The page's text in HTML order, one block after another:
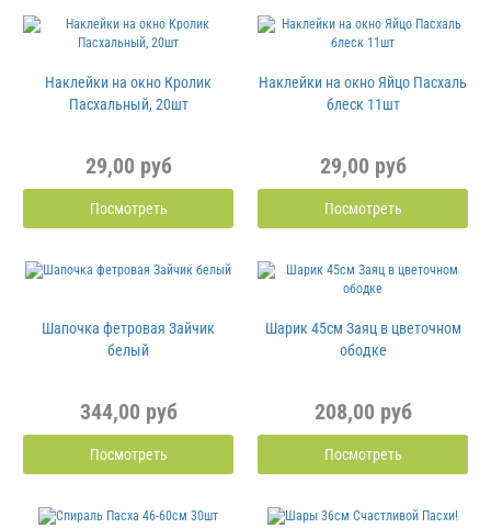
Наклейки на окно Кролик
Пасхальный, 20шт
29,00 руб
Посмотреть
Наклейки на окно Яйцо Пасхаль
блеск 11шт
29,00 руб
Посмотреть
Шапочка фетровая Зайчик
белый
344,00 руб
Посмотреть
Шарик 45см Заяц в цветочном
ободке
208,00 руб
Посмотреть